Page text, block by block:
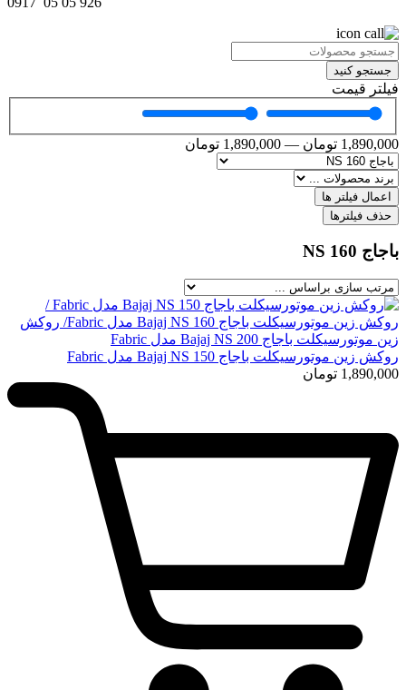
جستجو کنید
فیلتر قیمت
1,890,000 تومان —
1,890,000 تومان
اعمال فیلتر ها
حذف فیلترها
باجاج NS 160
روکش زین موتورسیکلت باجاج Bajaj NS 150 مدل Fabric
1,890,000 تومان